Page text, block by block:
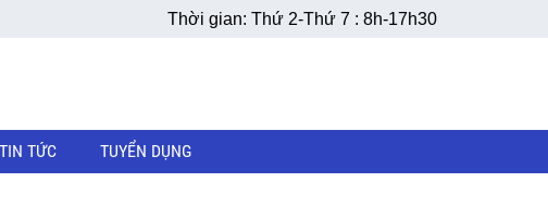
Thời gian: Thứ 2-Thứ 7 : 8h-17h30
TIN TỨC TUYỂN DỤNG